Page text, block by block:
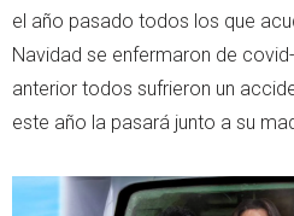
el año pasado todos los que
Navidad se enfermaron de
anterior todos sufrieron un
este año la pasará junto a su